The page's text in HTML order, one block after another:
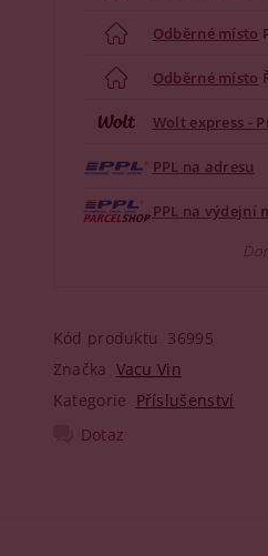
Odběrné místo
Odběrné místo
Wolt express -
PPL na adresu
PPL na výdejní
Kód produktu 36995
Značka Vacu Vin
Kategorie Příslušenství
Dotaz